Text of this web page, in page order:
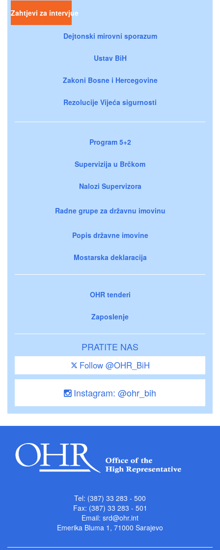
Zahtjevi za intervjue
Dejtonski mirovni sporazum
Ustav BiH
Zakoni Bosne i Hercegovine
Rezolucije Vijeća sigurnosti
Program 5+2
Supervizija u Brčkom
Nalozi Supervizora
Radne grupe za državnu imovinu
Popis državne imovine
Mostarska deklaracija
OHR tenderi
Zaposlenje
PRATITE NAS
Follow @OHR_BiH
Instagram: @ohr_bih
Tel: (387) 33 283 - 500
Fax: (387) 33 283 - 501
Email: srd@ohr.int
Emerika Bluma 1, 71000 Sarajevo